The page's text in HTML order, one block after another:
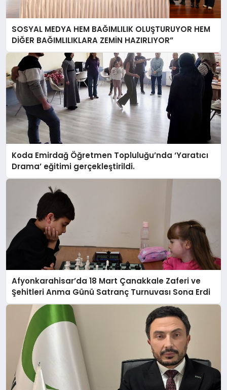
SOSYAL MEDYA HEM BAĞIMLILIK OLUŞTURUYOR HEM
DİĞER BAĞIMLILIKLARA ZEMİN HAZIRLIYOR”
Koda Emirdağ Öğretmen Topluluğu’nda ‘Yaratıcı
Drama’ eğitimi gerçekleştirildi.
Afyonkarahisar’da 18 Mart Çanakkale Zaferi ve
Şehitleri Anma Günü Satranç Turnuvası Sona Erdi